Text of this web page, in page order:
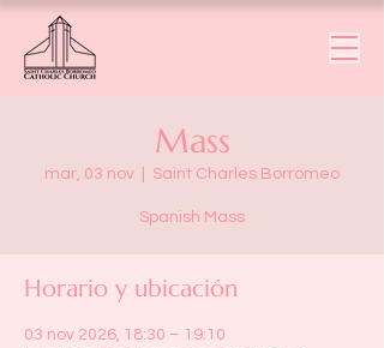
Mass
mar, 03 nov Saint Charles Borromeo
Spanish Mass
Horario y ubicación
03 nov 2026, 18:30 – 19:10